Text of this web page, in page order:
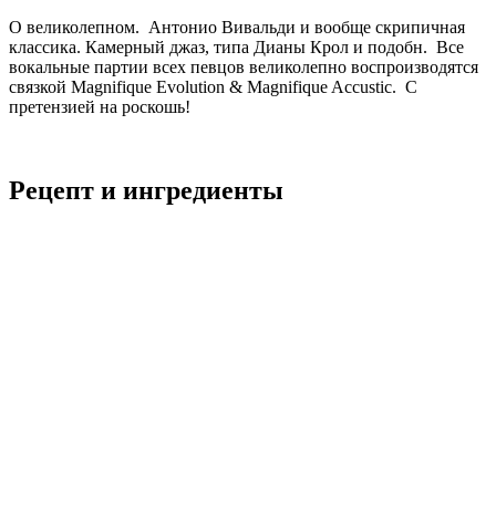
О великолепном. Антонио Вивальди и вообще скрипичная
классика. Камерный джаз, типа Дианы Крол и подобн. Все
вокальные партии всех певцов великолепно воспроизводятся
связкой Magnifique Evolution & Magnifique Accustic. С
претензией на роскошь!
Рецепт и ингредиенты